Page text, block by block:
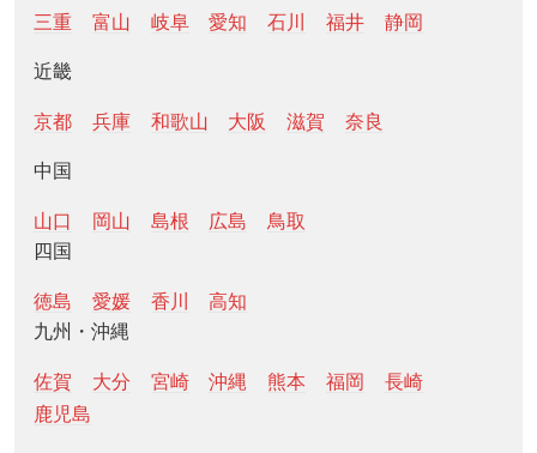
三重 富山 岐阜 愛知 石川 福井 静岡
近畿
京都 兵庫 和歌山 大阪 滋賀 奈良
中国
山口 岡山 島根 広島
鳥取
四国
徳島 愛媛 香川
高知
九州・沖縄
佐賀 大分 宮崎 沖縄 熊本 福岡
長崎
鹿児島